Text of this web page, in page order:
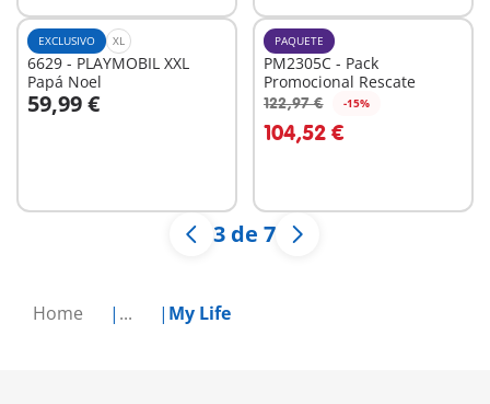
Home ... My Life
EXCLUSIVO XL
6629 - PLAYMOBIL XXL
Papá Noel
59,99 €
A la cesta
PAQUETE
PM2305C - Pack
Promocional Rescate
122,97 € -15%
104,52 €
A la cesta
3 de 7